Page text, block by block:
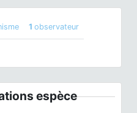
1 observateur
espèce